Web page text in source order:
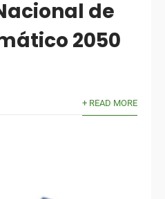
de
2050
+ READ MORE